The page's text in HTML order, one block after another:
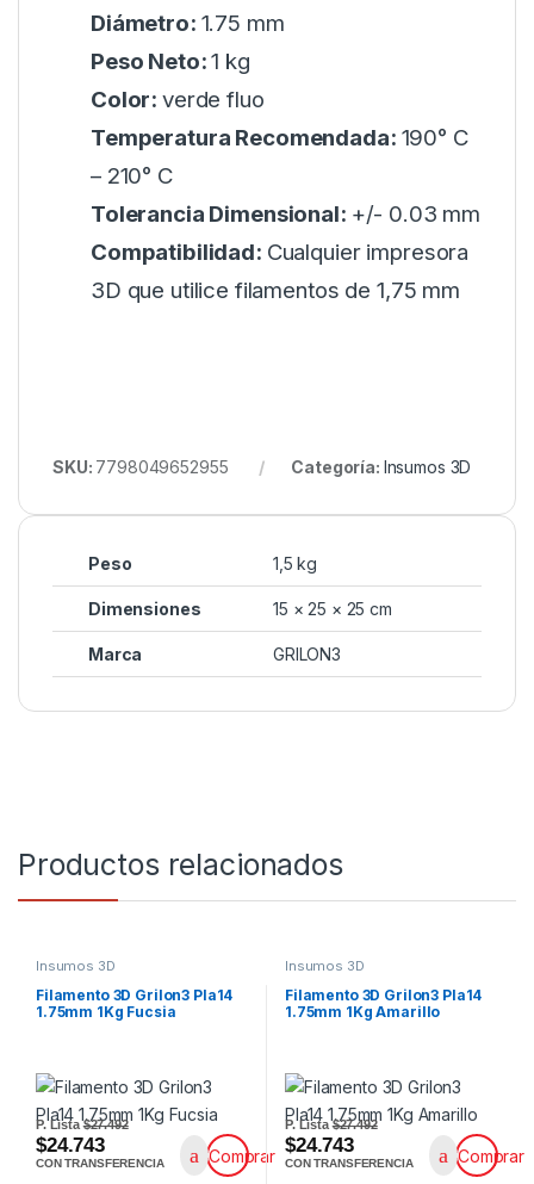
Diámetro: 1.75 mm
Peso Neto:1 kg
Color:verde fluo
Temperatura Recomendada: 190° C
– 210° C
Tolerancia Dimensional: +/- 0.03 mm
Compatibilidad: Cualquier impresora
3D que utilice filamentos de 1,75 mm
SKU: 7798049652955 Categoría: Insumos 3D
Peso 1,5 kg
Dimensiones 15 × 25 × 25 cm
Marca GRILON3
Productos relacionados
Insumos 3D
Filamento 3D Grilon3 Pla14
1.75mm 1Kg Fucsia
P. Lista$27.492
$24.743
CON TRANSFERENCIA Comprar
Insumos 3D
Filamento 3D Grilon3 Pla14
1.75mm 1Kg Amarillo
P. Lista$27.492
$24.743
CON TRANSFERENCIA Comprar